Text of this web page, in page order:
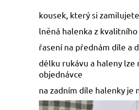
5
hvězdiček.
kousek, který si zamilujete
lněná halenka z
řasení na přednám díle a
délku rukávu a haleny
objednávce
na zadním díle halenky je